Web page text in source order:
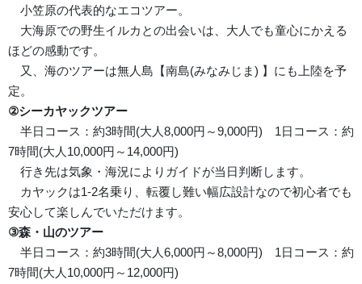
小笠原の代表的なエコツアー。
大海原での野生イルカとの出会いは、大人でも童心にかえる
ほどの感動です。
又、海のツアーは無人島【南島(みなみじま) 】にも上陸を予
定。
②シーカヤックツアー
半日コース：約3時間(大人8,000円～9,000円) 1日コース：約
7時間(大人10,000円～14,000円)
行き先は気象・海況によりガイドが当日判断します。
カヤックは1-2名乗り、転覆し難い幅広設計なので初心者でも
安心して楽しんでいただけます。
③森・山のツアー
半日コース：約3時間(大人6,000円～8,000円) 1日コース：約
7時間(大人10,000円～12,000円)